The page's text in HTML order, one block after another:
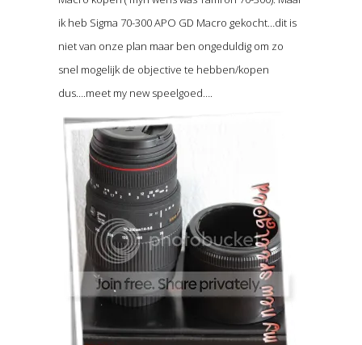
ik heb Sigma 70-300 APO GD Macro gekocht…dit is
niet van onze plan maar ben ongeduldig om zo
snel mogelijk de objective te hebben/kopen
dus….meet my new speelgoed….